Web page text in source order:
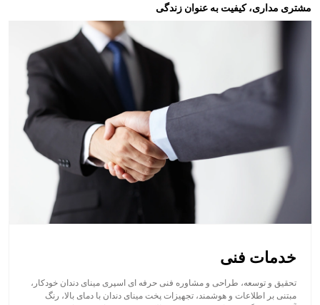
مشتری مداری، کیفیت به عنوان زندگی
خدمات فنی
تحقیق و توسعه، طراحی و مشاوره فنی حرفه ای اسپری مینای دندان خودکار،
مبتنی بر اطلاعات و هوشمند، تجهیزات پخت مینای دندان با دمای بالا، رنگ